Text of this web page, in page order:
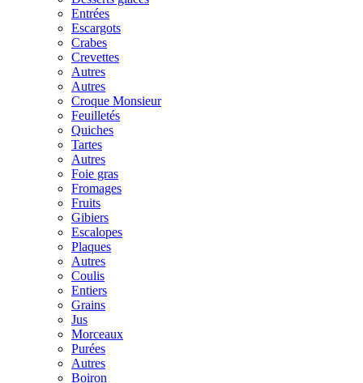
Entrées
Escargots
Crabes
Crevettes
Autres
Autres
Croque Monsieur
Feuilletés
Quiches
Tartes
Autres
Foie gras
Fromages
Fruits
Gibiers
Escalopes
Plaques
Autres
Coulis
Entiers
Grains
Jus
Morceaux
Purées
Autres
Boiron